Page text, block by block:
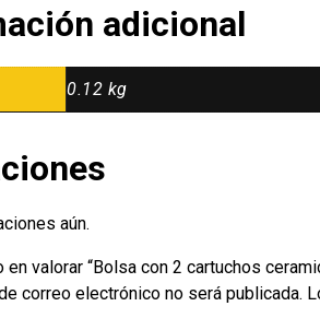
adicional
0.12 kg
aún.
en valorar “Bolsa con 2 cartuchos
correo electrónico no será publicada.